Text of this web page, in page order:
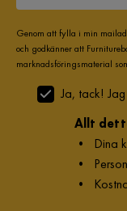
Genom att fylla i min
och godkänner att
marknadsföringsmaterial
Ja, tack!
Allt
• Dina
•
•